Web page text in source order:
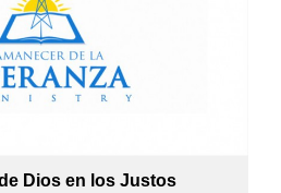
Dios en los Justos